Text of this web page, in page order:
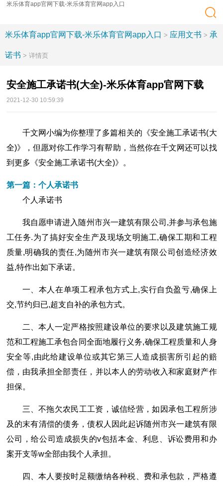
米乐体育app官网下载-米乐体育官网app入口
米乐体育app官网下载-米乐体育官网app入口 > 应用文书 > 承
诺书 > 详情页
安全施工承诺书(大全)-米乐体育app官网下载
2021-12-30 10:59:39
千文网小编为你整理了多篇相关的《安全施工承诺书(大
全)》，但愿对你工作学习有帮助，当然你在千文网还可以找
到更多《安全施工承诺书(大全)》。
第一篇：个人承诺书
个人承诺书
我自愿申请进入随州市兴一建筑有限公司,并参与承包施
工任务.为了搞好安全生产及现场文明施工,确保工期和工程
质量,明确我的责任,为随州市兴一建筑有限公司创造经济效
益,特作出如下承诺。
一、本人在单项工程承包方式上,实行自负盈亏,确保上
交,节约归已,超支自补的承包方式。
二、本人一定严格按照建设单位的要求以及建筑施工规
范和工程施工承包合同全面地履行义务,确保工程质量和人身
安全等,由此给建设单位或其它第三人造成损害所引起的赔
偿，由我承担全部责任，并以本人的劳动收入和家庭财产作
担保。
三、不拖欠农民工工资，诚信经营，如因承包工程所涉
及的末有清偿的债务，债权人因此起诉随州市兴一建筑有限
公司，给公司造成损失的v包括本金、利息、诉讼费用和办
案开支等w全部由我个人承担。
四、本人要按时足额缴纳各种税、费和承包款，严格遵